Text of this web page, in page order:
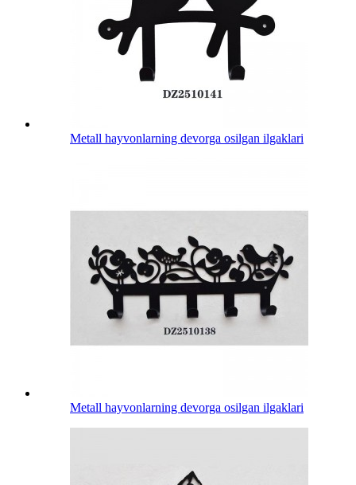
Metall hayvonlarning devorga osilgan ilgaklari
Metall hayvonlarning devorga osilgan ilgaklari